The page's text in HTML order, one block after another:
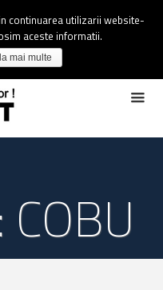
continuarea utilizarii website-
aceste informatii.
mai multe